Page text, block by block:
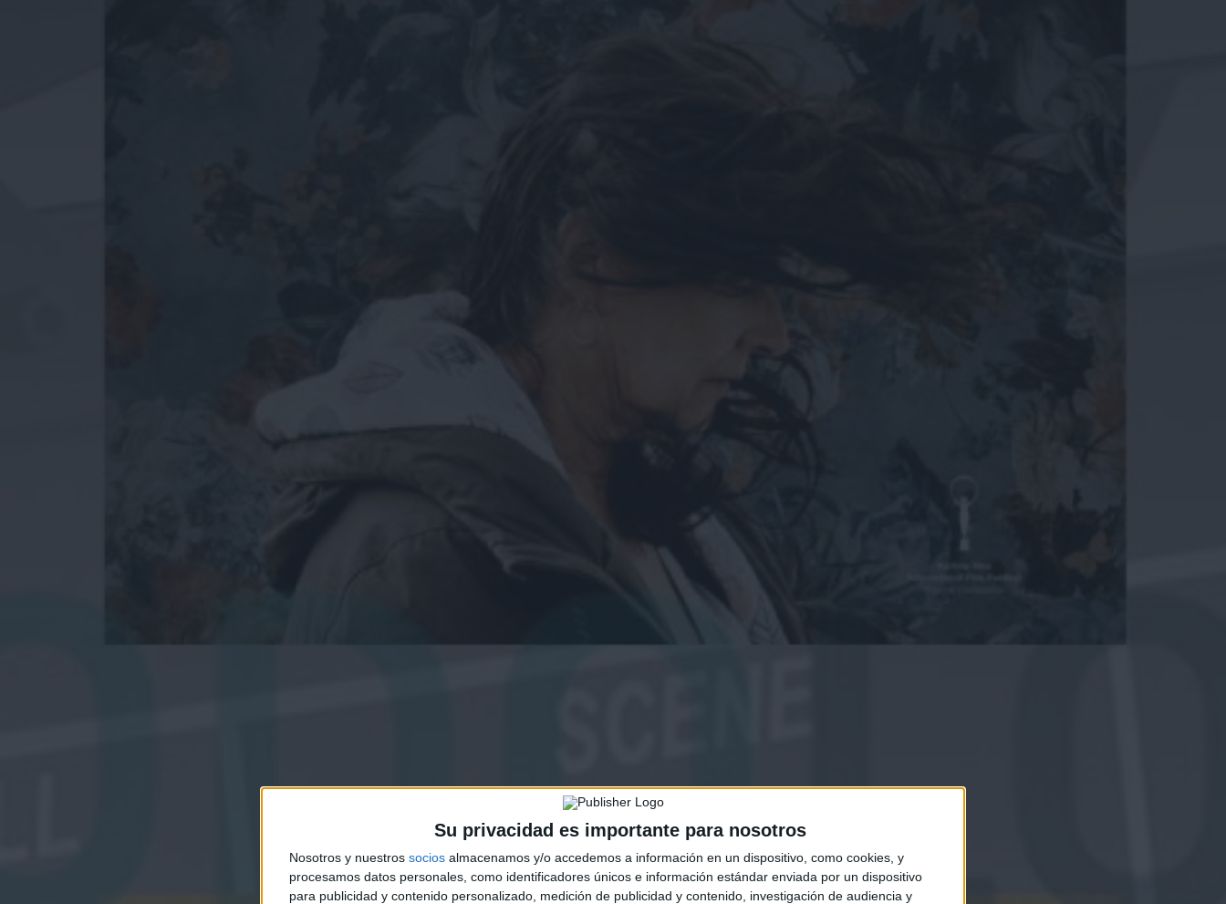
Su privacidad es importante para nosotros
Nosotros y nuestros socios almacenamos y/o accedemos a información en un dispositivo, como cookies, y
procesamos datos personales, como identificadores únicos e información estándar enviada por un dispositivo
para publicidad y contenido personalizado, medición de publicidad y contenido, investigación de audiencia y